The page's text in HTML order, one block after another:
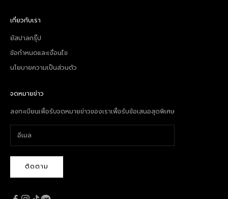
เกี่ยวกับเรา
ยัสปาลกรุ๊ป
ข้อกำหนดและเงื่อนไข
นโยบายความเป็นส่วนตัว
จดหมายข่าว
ลงทะเบียนเพื่อรับจดหมายข่าวของเราเพื่อรับข้อเสนอสุดพิเศษ
ติดตาม